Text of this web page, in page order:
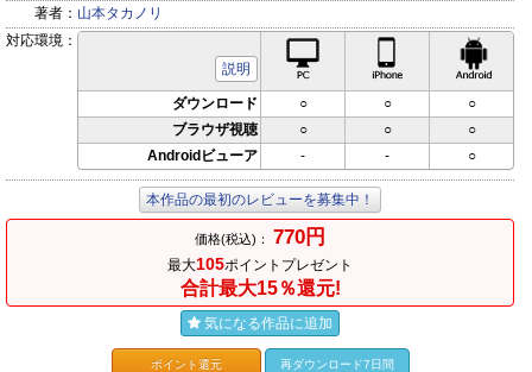
著者： 山本タカノリ
対応環境：
説明
iPhone対応
ダウンロード ○ ○
○
ブラウザ視聴
○ ○
○
Androidビューア
- - ○
本作品の最初のレビューを募集中！
価格(税込)： 770円
最大105ポイントプレゼント
合計最大15％還元!
気になる作品に追加
ポイント還元 再ダウンロード7日間